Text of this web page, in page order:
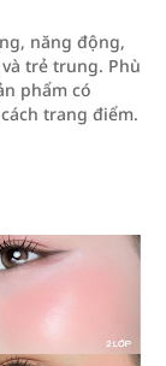
năng động,
trẻ trung. Phù
phẩm có
trang điểm.